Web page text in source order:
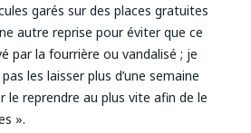
garés sur des places gratuites
autre reprise pour éviter que ce
par la fourrière ou vandalisé ; je
les laisser plus d’une semaine
le reprendre au plus vite afin de le
».